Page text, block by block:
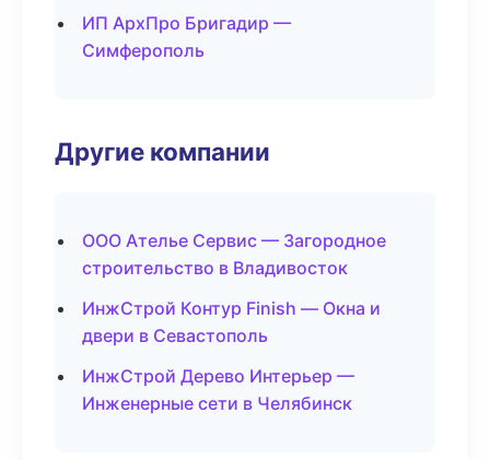
ИП АрхПро Бригадир —
Симферополь
Другие компании
ООО Ателье Сервис — Загородное
строительство в Владивосток
ИнжСтрой Контур Finish — Окна и
двери в Севастополь
ИнжСтрой Дерево Интерьер —
Инженерные сети в Челябинск